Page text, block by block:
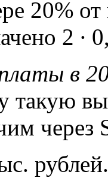
20%
2 ∙
в
такую
через
рублей.